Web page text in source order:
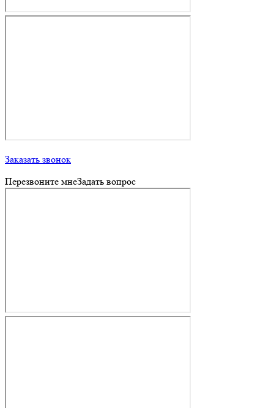
Заказать звонок
Перезвоните мнеЗадать вопрос